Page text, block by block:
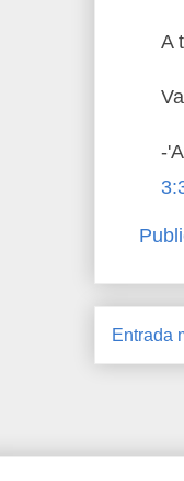
A
-
Entrada